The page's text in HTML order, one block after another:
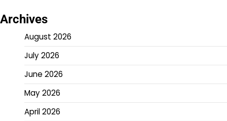
Archives
August 2026
July 2026
June 2026
May 2026
April 2026